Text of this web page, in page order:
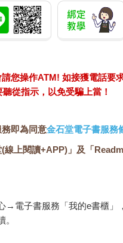
您操作ATM! 如接獲電話要
從指示，以免受騙上當！
即為同意金石堂電子書服務
線上閱讀+APP)」及「
→電子書服務「我的e書櫃」